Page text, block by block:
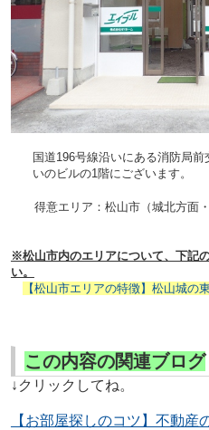
国道196号線沿いにある消防局
いのビルの1階にございます。
得意エリア：松山市（城北方面・
※松山市内のエリアについて、下記
い。
【松山市エリアの特徴】松山城の
この内容の関連ブログ
↓クリックしてね。
【お部屋探しのコツ】不動